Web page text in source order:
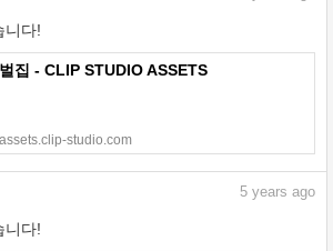
니다!
벌집 - CLIP STUDIO ASSETS
assets.clip-studio.com
니다!
5 years ago